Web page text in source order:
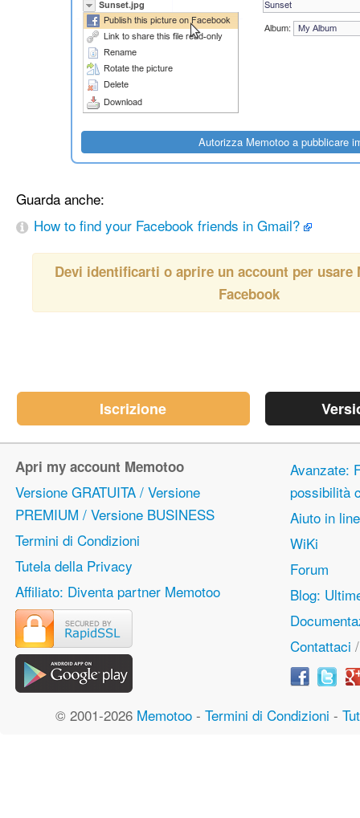
Guarda anche:
How to find your Facebook friends in Gmail?
Devi identificarti o aprire un account per usare
Facebook
Iscrizione
Apri my account Memotoo
Versione GRATUITA / Versione
PREMIUM / Versione BUSINESS
Termini di Condizioni
Tutela della Privacy
Affiliato: Diventa partner Memotoo
Avanzate:
possibilità
Aiuto in
WiKi
Forum
Blog:
Contattaci
© 2001-2026 Memotoo- Termini di Condizioni -